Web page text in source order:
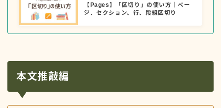
【Pages】「区切り」の使い方｜ペー
ジ、セクション、行、段組区切り
本文推敲編